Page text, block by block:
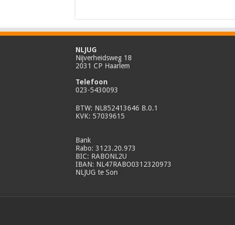
NLJUG
Nijverheidsweg 18
2031 CP Haarlem
Telefoon
023-5430093
BTW: NL852413646 B.0.1
KVK: 57039615
Bank
Rabo: 3123.20.973
BIC: RABONL2U
IBAN: NL47RABO0312320973
NLJUG te Son